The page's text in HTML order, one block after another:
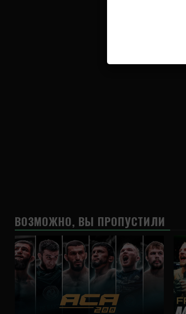
ВОЗМОЖНО, ВЫ ПРОПУСТИЛИ